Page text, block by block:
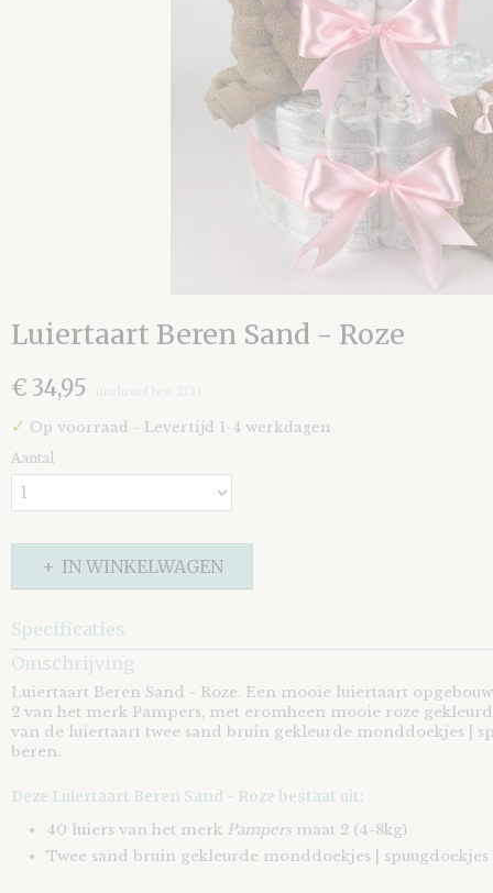
Luiertaart Beren Sand - Roze
€ 34,95
✓ Op voorraad - Levertijd 1-4 werkdagen
Aantal
IN WINKELWAGEN
Specificaties
EAN code
8721073411358
Omschrijving
Luiertaart Beren Sand - Roze. Een mooie luiertaart
2 van het merk Pampers, met eromheen mooie roze
van de luiertaart twee sand bruin gekleurde monddoekjes |
beren.
Deze Luiertaart Beren Sand - Roze bestaat uit:
40 luiers van het merk Pampers maat 2 (4-8kg)
Twee sand bruin gekleurde monddoekjes | spuugdoekjes